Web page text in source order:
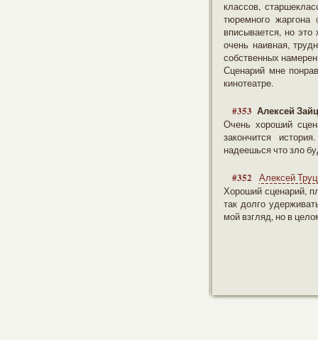
классов,
тюремного жаргона
вписывается, но
очень наивная,
собственных
Сценарий мне
кинотеатре.
#353 Алексей
Очень хороший
закончится
надеешься что зло
#352
Алексей
Хороший сценарий,
так долго
мой взгляд, но в